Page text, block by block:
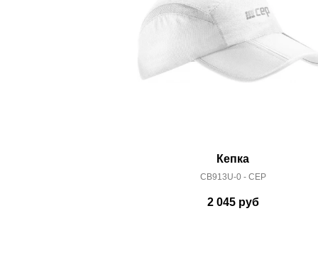
Кепка
CB913U-0 - CEP
2 045руб